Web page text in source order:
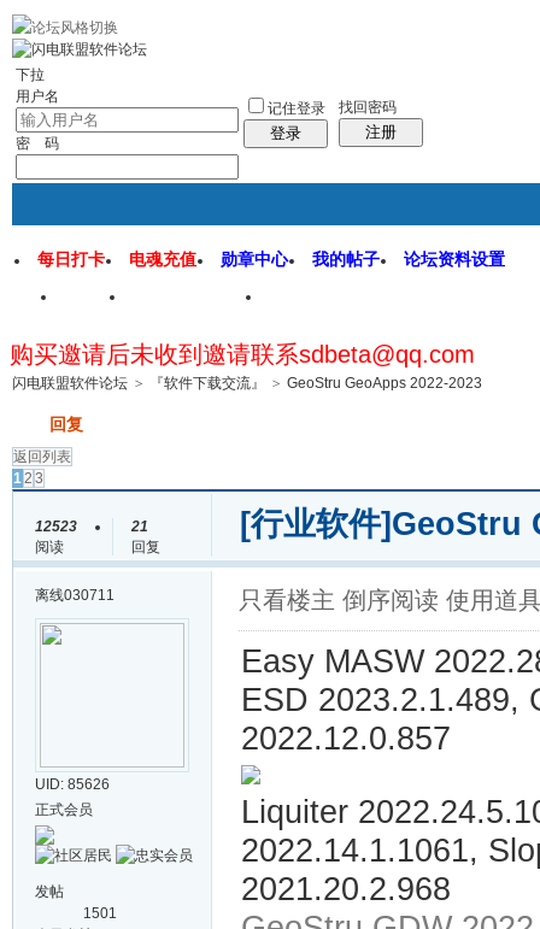
下拉
用户名
密 码
记住登录
登录
找回密码
注册
首页 闪电联盟论坛
每日打卡 电魂充值 勋章中心 我的帖子 论坛资料设置
购买邀请后未收到邀请联系sdbeta@qq.com
闪电联盟软件论坛 > 『软件下载交流』 > GeoStru GeoApps 2022-2023
回复
返回列表
12 3
12523
阅读
21
回复
[行业软件] GeoStru
离线030711
UID: 85626
正式会员
发帖
1501
只看楼主 倒序阅读 使用道
Easy MASW
ESD 2023.2.1.489,
2022.12.0.857
Liquiter
2022.14.1.1061,
2021.20.2.968